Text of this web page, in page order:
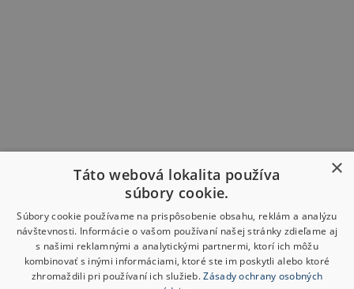
×
Táto webová lokalita používa
súbory cookie.
Súbory cookie používame na prispôsobenie obsahu, reklám a analýzu
návštevnosti. Informácie o vašom používaní našej stránky zdieľame aj
s našimi reklamnými a analytickými partnermi, ktorí ich môžu
kombinovať s inými informáciami, ktoré ste im poskytli alebo ktoré
zhromaždili pri používaní ich služieb.Zásady ochrany osobných